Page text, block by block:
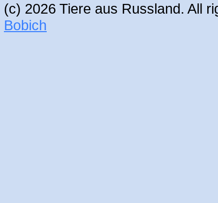
(c) 2026 Tiere aus Russland. All
Bobich